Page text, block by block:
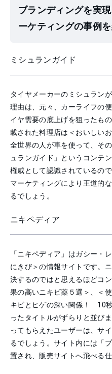
ブランディングを実
ーケティングの事例
ミシュランガイド
タイヤメーカーのミシュラン
理由は、元々、カーライフの
イヤ需要の底上げを狙ったもの
載された料理店は＜おいしい
全世界の人が車を使って、そ
ュランガイド」というコンテ
権威として認識されているの
マーケティングにより王道的
るでしょう。
ニキペディア
「ニキペディア」はガシー・
にきび＞の情報サイトです。
決するのではと思えるほどコ
果の高いニキビ薬５選＞、＜
キビとヒゲの深い関係！ 10
ったタイトルがずらりと並び
ってもらえたユーザーは、サ
るでしょう。サイト内には「
置され、販売サイトへ飛べる